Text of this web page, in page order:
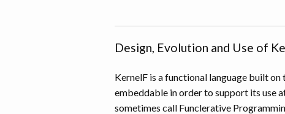
Design, Evolution and Use of
KernelF is a functional language built
embeddable in order to support its use
sometimes call Funclerative